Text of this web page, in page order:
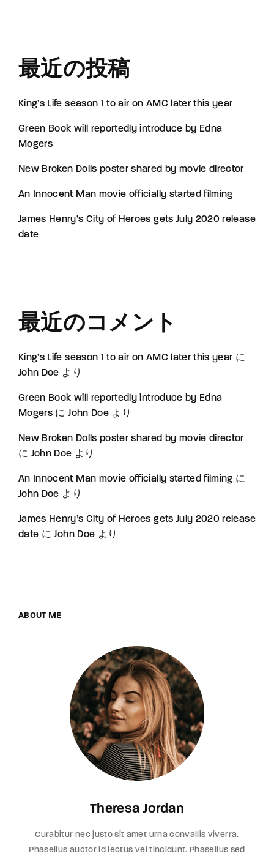
最近の投稿
King’s Life season 1 to air on AMC later this year
Green Book will reportedly introduce by Edna
Mogers
New Broken Dolls poster shared by movie director
An Innocent Man movie officially started filming
James Henry’s City of Heroes gets July 2020 release
date
最近のコメント
King’s Life season 1 to air on AMC later this year に
John Doe より
Green Book will reportedly introduce by Edna
Mogers にJohn Doeより
New Broken Dolls poster shared by movie director
に John Doe より
An Innocent Man movie officially started filming に
John Doe より
James Henry’s City of Heroes gets July 2020 release
date にJohn Doe より
ABOUT ME
Theresa Jordan
Curabitur nec justo sit amet urna convallis viverra.
Phasellus auctor id lectus vel tincidunt. Phasellus sed